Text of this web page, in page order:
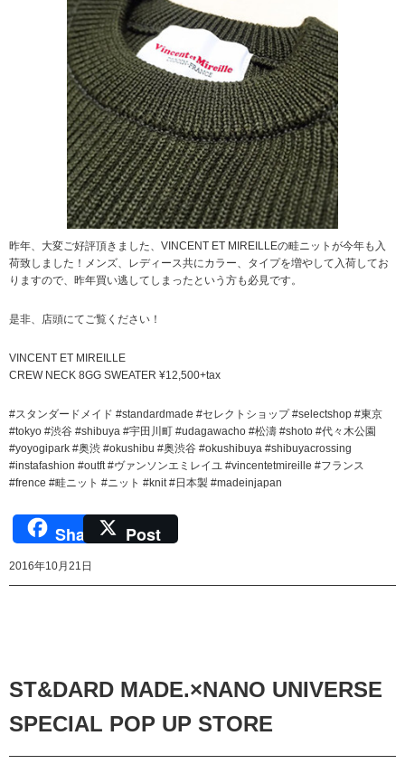
昨年、大変ご好評頂きました、VINCENT ET MIREILLEの畦ニットが今年も入
荷致しました！メンズ、レディース共にカラー、タイプを増やして入荷してお
りますので、昨年買い逃してしまったという方も必見です。
是非、店頭にてご覧ください！
VINCENT ET MIREILLE
CREW NECK 8GG SWEATER ¥12,500+tax
#スタンダードメイド #standardmade #セレクトショップ #selectshop #東京
#tokyo #渋谷 #shibuya #宇田川町 #udagawacho #松濤 #shoto #代々木公園
#yoyogipark #奥渋 #okushibu #奥渋谷 #okushibuya #shibuyacrossing
#instafashion #outft #ヴァンソンエミレイユ #vincentetmireille #フランス
#frence #畦ニット #ニット #knit #日本製 #madeinjapan
Share Post
2016年10月21日
ST&DARD MADE.×NANO UNIVERSE
SPECIAL POP UP STORE